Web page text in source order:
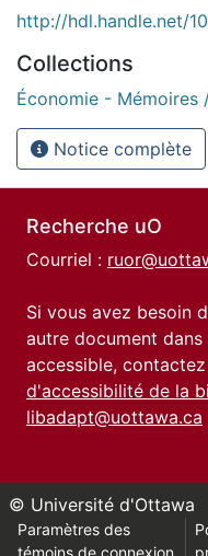
http://hdl.handle.net/
Collections
Économie - Mémoires
Notice complète
Recherche uO
Courriel :
Si vous avez besoin
autre document dans
accessible,
d'accessibilité de la
libadapt@uottawa.ca
© Université d'Ottawa
Paramètres des
témoins de connexion